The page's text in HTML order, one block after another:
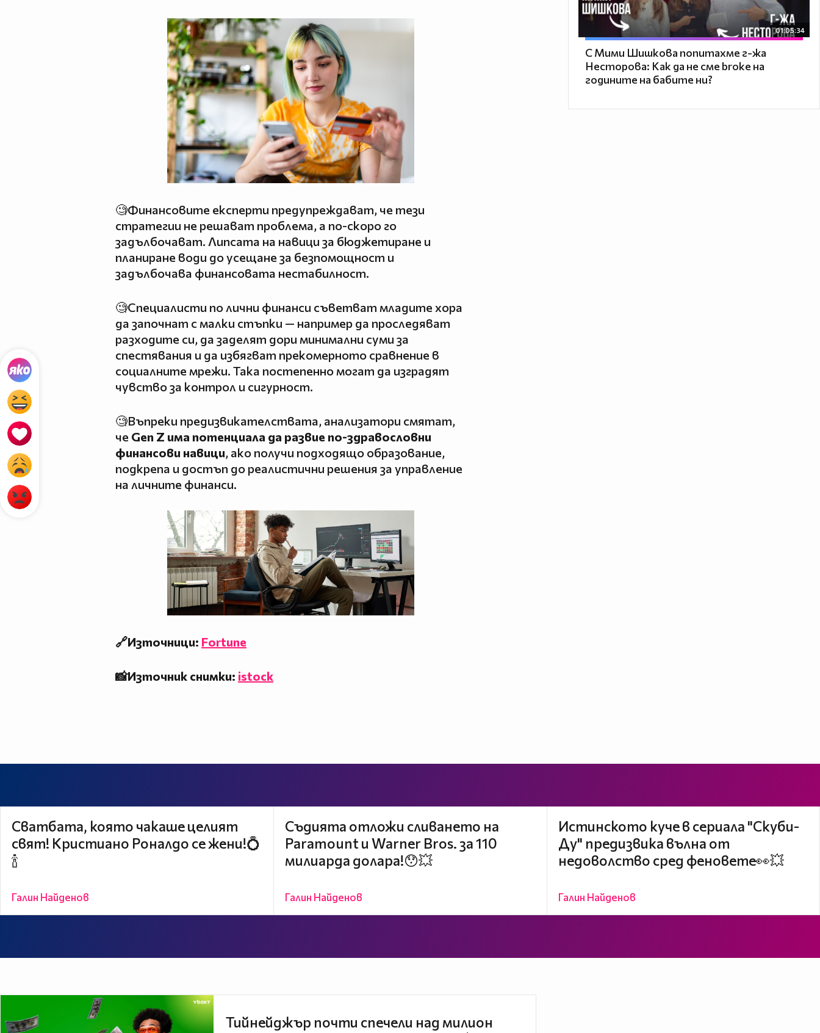
🧐Финансовите експерти предупреждават, че тези
стратегии не решават проблема, а по-скоро го
задълбочават. Липсата на навици за бюджетиране и
планиране води до усещане за безпомощност и
задълбочава финансовата нестабилност.
🧐Специалисти по лични финанси съветват младите хора
да започнат с малки стъпки — например да проследяват
разходите си, да заделят дори минимални суми за
спестявания и да избягват прекомерното сравнение в
социалните мрежи. Така постепенно могат да изградят
чувство за контрол и сигурност.
🧐Въпреки предизвикателствата, анализатори смятат,
че Gen Z има потенциала да развие по-здравословни
финансови навици, ако получи подходящо образование,
подкрепа и достъп до реалистични решения за управление
на личните финанси.
🔗Източници: Fortune
📸Източник снимки: istock
Сватбата, която чакаше целият
свят! Кристиано Роналдо се жени!💍
🍾
Галин Найденов
Съдията отложи сливането на
Paramount и Warner Bros. за 110
милиарда долара!😯💥
Галин Найденов
Истинското куче в сериала "Скуби-
Ду" предизвика вълна от
недоволство сред феновете👀💥
Галин Найденов
01:05:34
С Мими Шишкова попитахме г-жа
Несторова: Как да не сме broke на
годините на бабите ни?
Тийнейджър почти спечели над милион